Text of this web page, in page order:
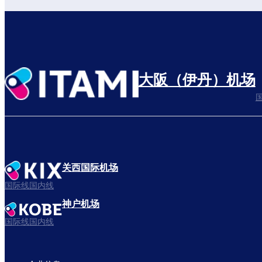
大阪（伊丹）机场
关西国际机场
国际线国内线
神户机场
国际线国内线